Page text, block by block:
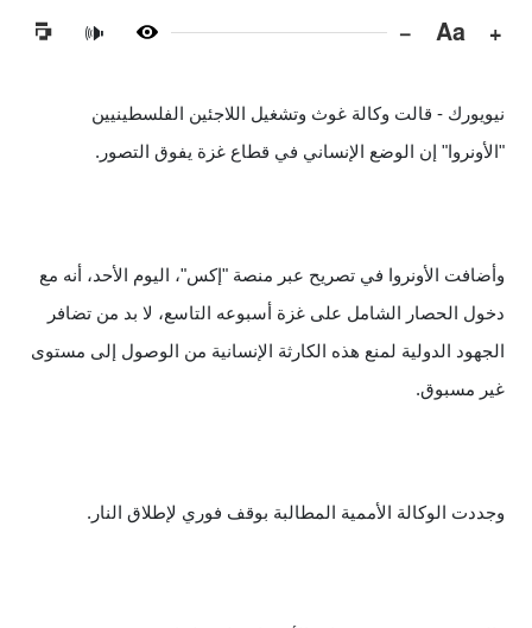
+
Aa
−
🔊
نيويورك - قالت وكالة غوث وتشغيل اللاجئين الفلسطينيين
"الأونروا" إن الوضع الإنساني في قطاع غزة يفوق التصور.
وأضافت الأونروا في تصريح عبر منصة "إكس"، اليوم الأحد، أنه مع
دخول الحصار الشامل على غزة أسبوعه التاسع، لا بد من تضافر
الجهود الدولية لمنع هذه الكارثة الإنسانية من الوصول إلى مستوى
غير مسبوق.
وجددت الوكالة الأممية المطالبة بوقف فوري لإطلاق النار.